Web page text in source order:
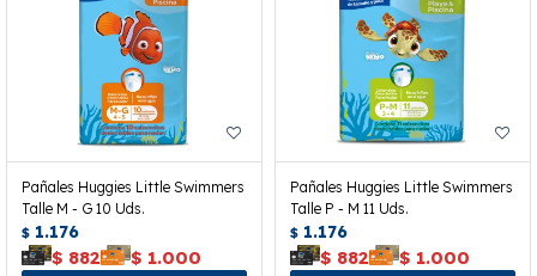
Pañales Huggies Little Swimmers
Talle M - G 10 Uds.
$ 1.176
$ 882 $ 1.000
Pañales Huggies Little Swimmers
Talle P - M 11 Uds.
$ 1.176
$ 882 $ 1.000